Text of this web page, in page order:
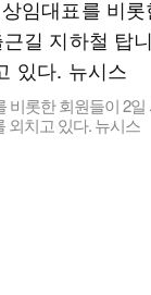
롯한 회원들이 2
외치고 있다. 뉴시스